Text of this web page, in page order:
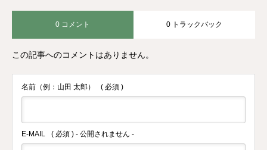
0 コメント 0 トラックバック
この記事へのコメントはありません。
名前（例：山田 太郎） ( 必須 )
E-MAIL ( 必須 ) - 公開されません -